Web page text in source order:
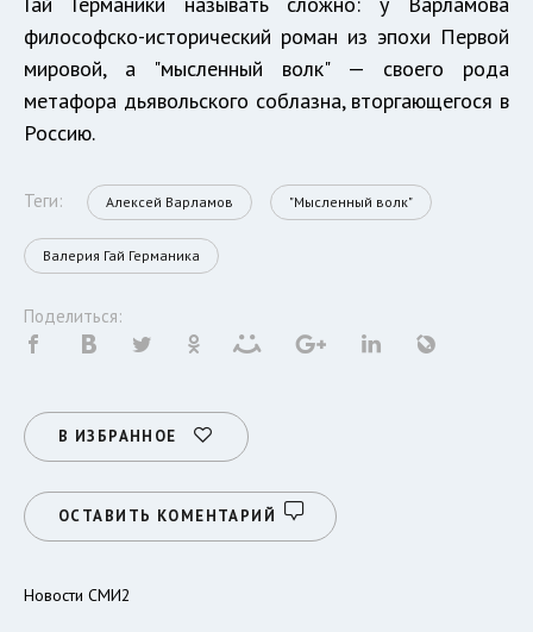
философско-исторический роман из эпохи Первой
мировой, а "мысленный волк" — своего рода
метафора дьявольского соблазна, вторгающегося в
Россию.
Теги: Алексей Варламов "Мысленный волк"
Валерия Гай Германика
Поделиться:
В ИЗБРАННОЕ
ОСТАВИТЬ КОМЕНТАРИЙ
Новости СМИ2